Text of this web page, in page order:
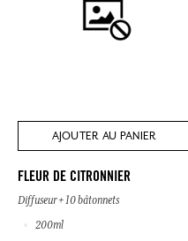
AJOUTER AU PANIER
FLEUR DE CITRONNIER
Diffuseur + 10 bâtonnets
200ml